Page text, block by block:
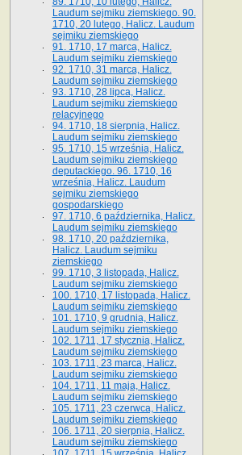
Laudum sejmiku ziemskiego. 90.
1710, 20 lutego, Halicz. Laudum
sejmiku ziemskiego
91. 1710, 17 marca, Halicz.
Laudum sejmiku ziemskiego
92. 1710, 31 marca, Halicz.
Laudum sejmiku ziemskiego
93. 1710, 28 lipca, Halicz.
Laudum sejmiku ziemskiego
relacyjnego
94. 1710, 18 sierpnia, Halicz.
Laudum sejmiku ziemskiego
95. 1710, 15 września, Halicz.
Laudum sejmiku ziemskiego
deputackiego. 96. 1710, 16
września, Halicz. Laudum
sejmiku ziemskiego
gospodarskiego
97. 1710, 6 października, Halicz.
Laudum sejmiku ziemskiego
98. 1710, 20 października,
Halicz. Laudum sejmiku
ziemskiego
99. 1710, 3 listopada, Halicz.
Laudum sejmiku ziemskiego
100. 1710, 17 listopada, Halicz.
Laudum sejmiku ziemskiego
101. 1710, 9 grudnia, Halicz.
Laudum sejmiku ziemskiego
102. 1711, 17 stycznia, Halicz.
Laudum sejmiku ziemskiego
103. 1711, 23 marca, Halicz.
Laudum sejmiku ziemskiego
104. 1711, 11 maja, Halicz.
Laudum sejmiku ziemskiego
105. 1711, 23 czerwca, Halicz.
Laudum sejmiku ziemskiego
106. 1711, 20 sierpnia, Halicz.
Laudum sejmiku ziemskiego